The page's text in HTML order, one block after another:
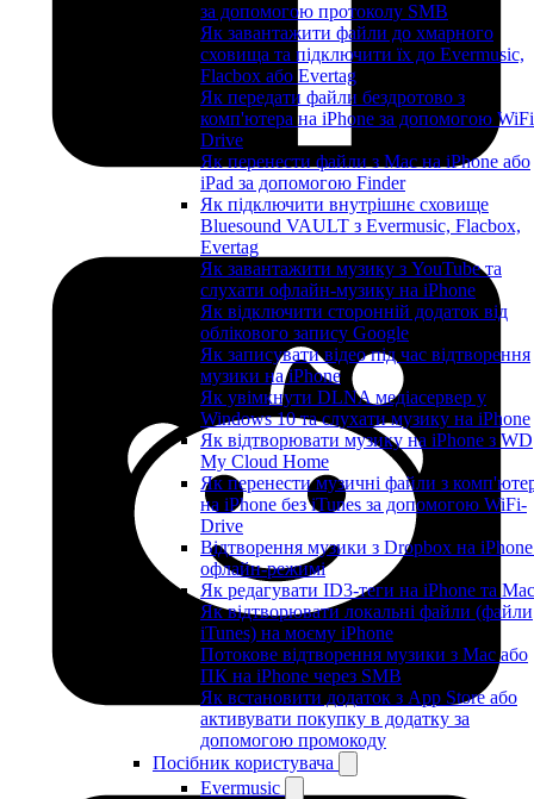
за допомогою протоколу SMB
Як завантажити файли до хмарного
сховища та підключити їх до Evermusic,
Flacbox або Evertag
Як передати файли бездротово з
комп'ютера на iPhone за допомогою
Drive
Як перенести файли з Mac на iPhone або
iPad за допомогою Finder
Як підключити внутрішнє сховище
Bluesound VAULT з Evermusic, Flacbox,
Evertag
Як завантажити музику з YouTube та
слухати офлайн-музику на iPhone
Як відключити сторонній додаток від
облікового запису Google
Як записувати відео під час відтворення
музики на iPhone
Як увімкнути DLNA медіасервер у
Windows 10 та слухати музику на iPhone
Як відтворювати музику на iPhone з WD
My Cloud Home
Як перенести музичні файли з
на iPhone без iTunes за допомогою WiFi-
Drive
Відтворення музики з Dropbox на
офлайн-режимі
Як редагувати ID3-теги на iPhone та Mac
Як відтворювати локальні файли (файли
iTunes) на моєму iPhone
Потокове відтворення музики з Mac або
ПК на iPhone через SMB
Як встановити додаток з App Store або
активувати покупку в додатку за
допомогою промокоду
Посібник користувача
Evermusic